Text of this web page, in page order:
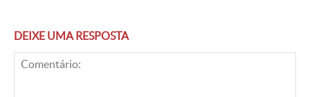
DEIXE UMA RESPOSTA